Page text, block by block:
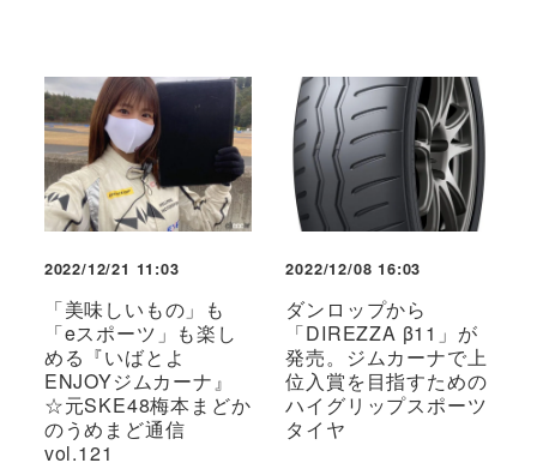
2022/12/21 11:03
「美味しいもの」も
「eスポーツ」も楽し
める『いばとよ
ENJOYジムカーナ』
☆元SKE48梅本まどか
のうめまど通信
vol.121
2022/12/08 16:03
ダンロップから
「DIREZZA β11」が
発売。ジムカーナで上
位入賞を目指すための
ハイグリップスポーツ
タイヤ